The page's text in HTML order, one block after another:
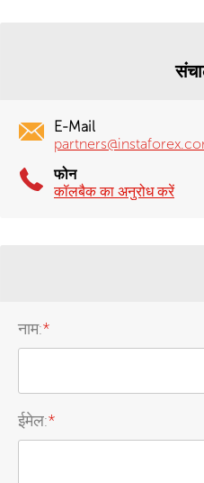
E-Mail
फोन
कॉलबैक का अनुरोध करें
नाम:*
ईमेल:*